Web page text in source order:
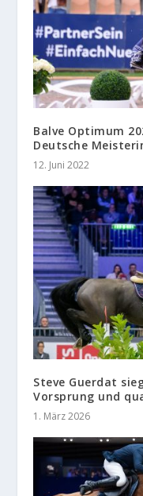
Balve Optimum
Deutsche
12. Juni 2022
Steve Guerdat
Vorsprung und
1. März 2026